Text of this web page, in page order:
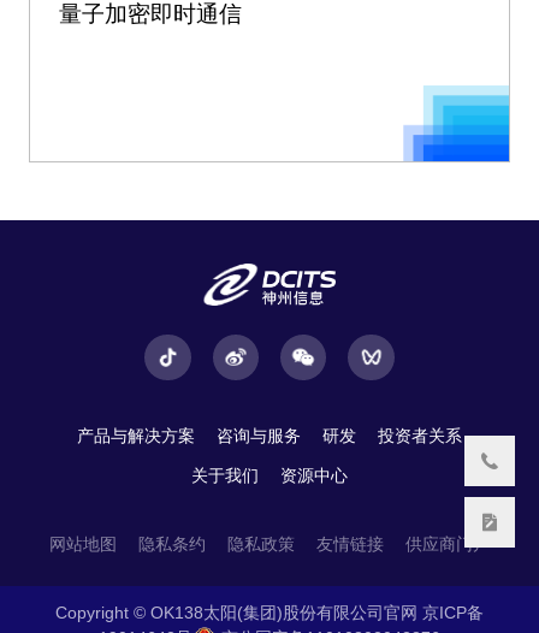
量子加密即时通信
产品与解决方案 咨询与服务 研发 投资者关系
关于我们 资源中心
网站地图 隐私条约 隐私政策 友情链接 供应商门户
Copyright © OK138太阳(集团)股份有限公司官网 京ICP备